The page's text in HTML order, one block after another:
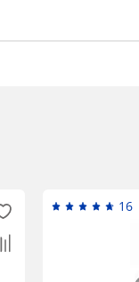
16